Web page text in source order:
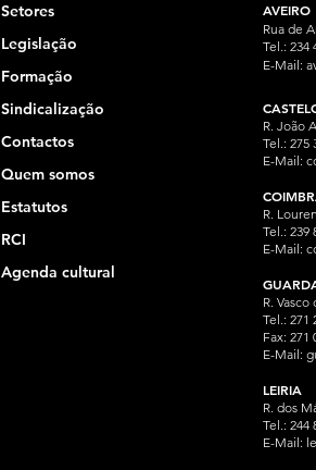
Setores
Legislação
Formação
Sindicalização
Contactos
Quem somos
Estatutos
RCI
Agenda cultural
AVEIRO
Rua de
Tel.: 234
E-Mail:
R. João
Tel.: 275
E-Mail:
R.
Tel.: 239
E-Mail:
R. Vasco
Tel.: 271
Fax: 271
E-Mail:
LEIRIA
R. dos
Tel.: 244
E-Mail: